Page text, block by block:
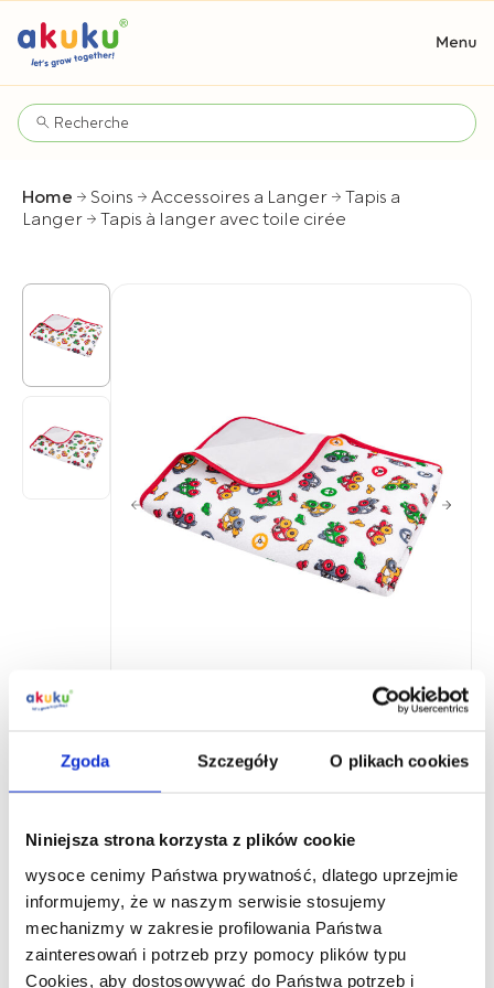
Zgoda Szczegóły O plikach cookies
Niniejsza strona korzysta z plików cookie
wysoce cenimy Państwa prywatność, dlatego uprzejmie
informujemy, że w naszym serwisie stosujemy
mechanizmy w zakresie profilowania Państwa
zainteresowań i potrzeb przy pomocy plików typu
Cookies, aby dostosowywać do Państwa potrzeb i
Home Soins Accessoires a Langer
Tapis a
Langer
Tapis à langer avec toile cirée
Tapis à langer avec toile cirée
Description du produit
Coopération B2B